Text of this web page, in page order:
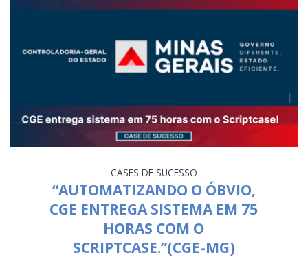
CASES DE SUCESSO
“AUTOMATIZANDO O ÓBVIO,
CGE ENTREGA SISTEMA EM 75
HORAS COM O
SCRIPTCASE.”(CGE-MG)